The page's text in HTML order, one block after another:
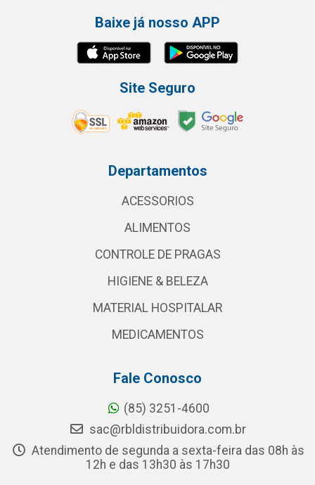
Baixe já nosso APP
Site Seguro
Departamentos
ACESSORIOS
ALIMENTOS
CONTROLE DE PRAGAS
HIGIENE & BELEZA
MATERIAL HOSPITALAR
MEDICAMENTOS
Fale Conosco
(85) 3251-4600
sac@rbldistribuidora.com.br
Atendimento de segunda a sexta-feira das 08h às
12h e das 13h30 às 17h30